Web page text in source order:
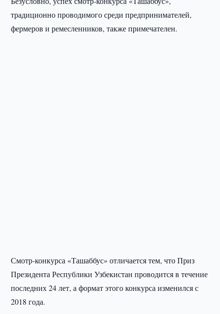
традиционно проводимого среди предпринимателей,
фермеров и ремесленников, также примечателен.
Смотр-конкурса «Ташаббус» отличается тем, что Приз
Президента Республики Узбекистан проводится в течение
последних 24 лет, а формат этого конкурса изменился с
2018 года.